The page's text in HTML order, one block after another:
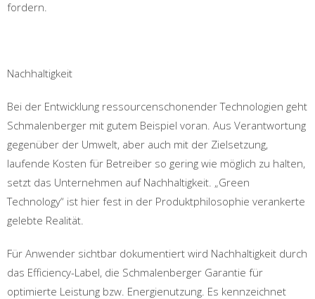
fordern.
Nachhaltigkeit
Bei der Entwicklung ressourcenschonender Technologien geht
Schmalenberger mit gutem Beispiel voran. Aus Verantwortung
gegenüber der Umwelt, aber auch mit der Zielsetzung,
laufende Kosten für Betreiber so gering wie möglich zu halten,
setzt das Unternehmen auf Nachhaltigkeit. „Green
Technology“ ist hier fest in der Produktphilosophie verankerte
gelebte Realität.
Für Anwender sichtbar dokumentiert wird Nachhaltigkeit durch
das Efficiency-Label, die Schmalenberger Garantie für
optimierte Leistung bzw. Energienutzung. Es kennzeichnet